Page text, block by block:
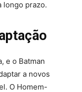
longo prazo.
e o Batman
a novos
O Homem-